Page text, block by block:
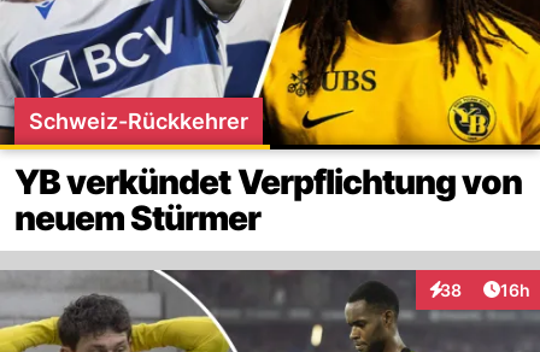
Schweiz-Rückkehrer
YB verkündet Verpflichtung von
neuem Stürmer
38
Interaktionen
16h